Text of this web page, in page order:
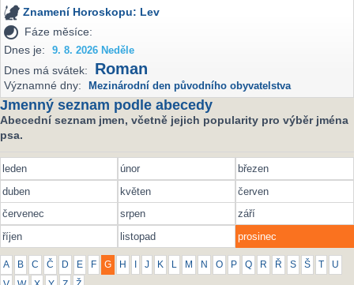
Znamení Horoskopu: Lev
Fáze měsíce:
Dnes je:
9. 8. 2026 Neděle
Dnes má svátek: Roman
Významné dny: Mezinárodní den původního obyvatelstva
Jmenný seznam podle abecedy
Abecední seznam jmen, včetně jejich popularity pro výběr jména
psa.
leden únor
březen
duben
květen
červen
červenec
srpen
září
říjen
listopad prosinec
A B C Č D E F G H J K L M N O P Q R Ř S Š U